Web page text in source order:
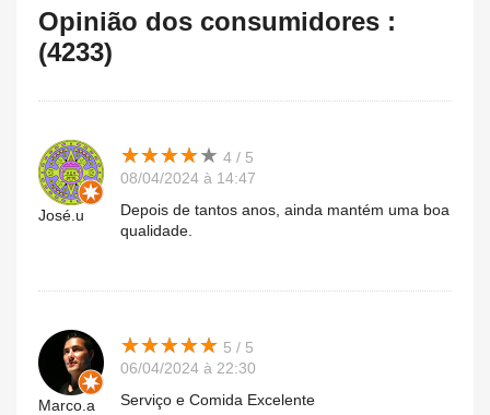
Opinião dos consumidores :
(4233)
José.u
★★★★★
★★★★★ 4 / 5
08/04/2024 à 14:47
Depois de tantos anos, ainda mantém uma boa
qualidade.
Marco.a
★★★★★
★★★★★ 5 / 5
06/04/2024 à 22:30
Serviço e Comida Excelente